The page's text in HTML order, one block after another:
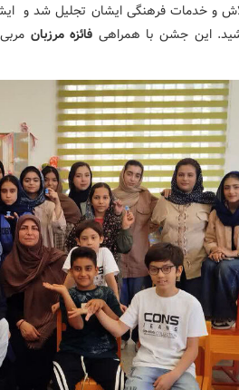
و خدمات فرهنگی ایشان تجلیل شد و
این جشن با همراهی فائزه مرزبان